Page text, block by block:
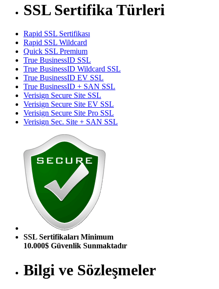
SSL Sertifika Türleri
Rapid SSL Sertifikası
Rapid SSL Wildcard
Quick SSL Premium
True BusinessID SSL
True BusinessID Wildcard SSL
True BusinessID EV SSL
True BusinessID + SAN SSL
Verisign Secure Site SSL
Verisign Secure Site EV SSL
Verisign Secure Site Pro SSL
Verisign Sec. Site + SAN SSL
SSL Sertifikaları Minimum
10.000$ Güvenlik Sunmaktadır
Bilgi ve Sözleşmeler